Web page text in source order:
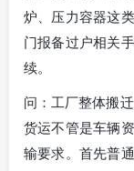
炉、压力容器这
门报备过户相关
续。
问：工厂整体搬
货运不管是车辆
输要求。首先普